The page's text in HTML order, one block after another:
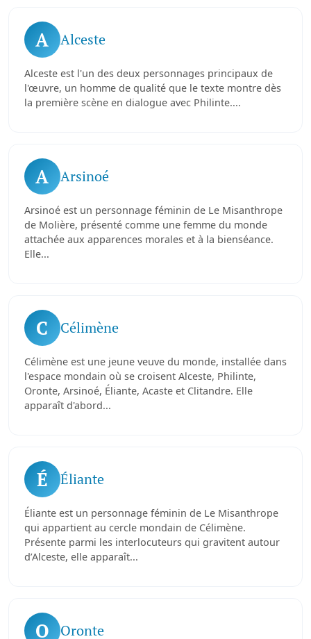
A Alceste
Alceste est l'un des deux personnages principaux de
l'œuvre, un homme de qualité que le texte montre dès
la première scène en dialogue avec Philinte....
A Arsinoé
Arsinoé est un personnage féminin de Le Misanthrope
de Molière, présenté comme une femme du monde
attachée aux apparences morales et à la bienséance.
Elle...
C Célimène
Célimène est une jeune veuve du monde, installée dans
l'espace mondain où se croisent Alceste, Philinte,
Oronte, Arsinoé, Éliante, Acaste et Clitandre. Elle
apparaît d'abord...
É Éliante
Éliante est un personnage féminin de Le Misanthrope
qui appartient au cercle mondain de Célimène.
Présente parmi les interlocuteurs qui gravitent autour
d’Alceste, elle apparaît...
O Oronte